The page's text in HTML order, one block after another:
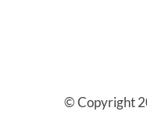
© Copyright